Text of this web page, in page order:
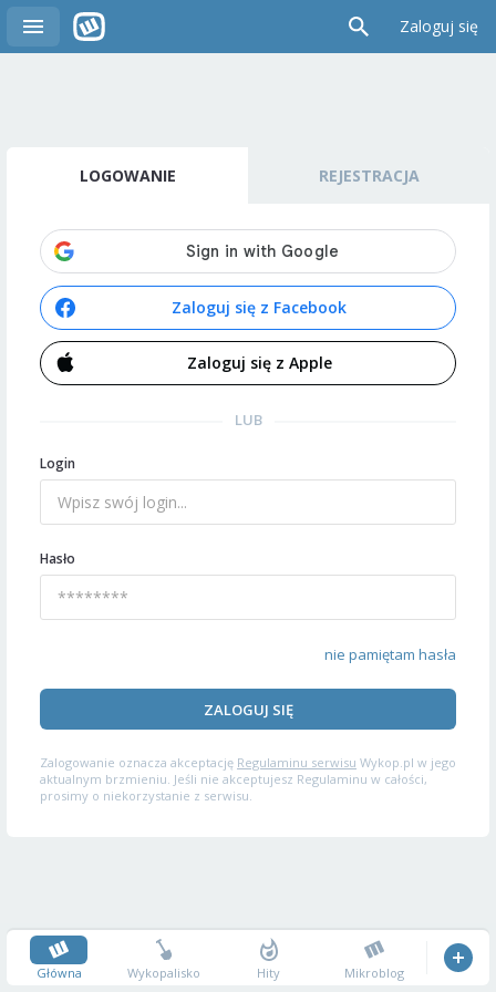
Zaloguj się
LOGOWANIE REJESTRACJA
Zaloguj się z Facebook
Zaloguj się z Apple
LUB
Login
Hasło
nie pamiętam hasła
ZALOGUJ SIĘ
Zalogowanie oznacza akceptację Regulaminu serwisu Wykop.pl w jego
aktualnym brzmieniu. Jeśli nie akceptujesz Regulaminu w całości,
prosimy o niekorzystanie z serwisu.
Główna Wykopalisko Hity Mikroblog